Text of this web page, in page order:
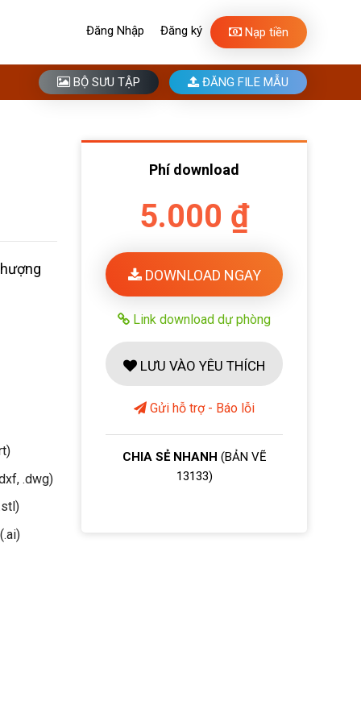
Đăng Nhập Đăng ký Nạp tiền
BỘ SƯU TẬP ĐĂNG FILE MẪU
.dwg)
Phí download
5.000 ₫
DOWNLOAD NGAY
Link download dự phòng
LƯU VÀO YÊU THÍCH
Gửi hỗ trợ - Báo lỗi
CHIA SẺ NHANH (BẢN VẼ
13133)